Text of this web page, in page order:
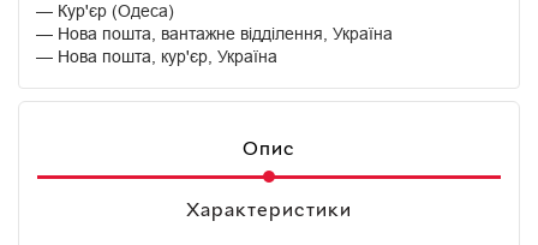
Кур'єр (Одеса)
Нова пошта, вантажне відділення, Україна
Нова пошта, кур'єр, Україна
Опис
Характеристики